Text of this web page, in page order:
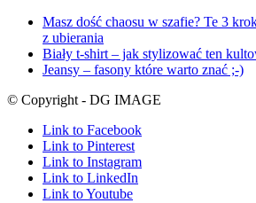
Masz dość chaosu w szafie? Te 3
z ubierania
Biały t-shirt – jak stylizować ten
Jeansy – fasony które warto znać ;-)
© Copyright - DG IMAGE
Link to Facebook
Link to Pinterest
Link to Instagram
Link to LinkedIn
Link to Youtube